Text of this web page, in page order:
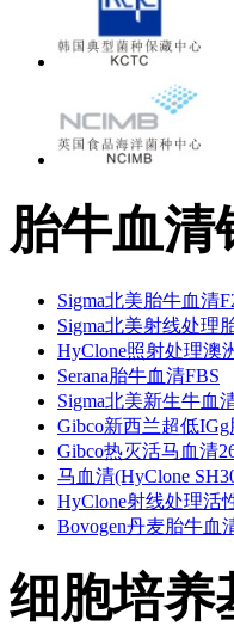
胎牛血清
Sigma北美胎牛血清
Sigma北美射线处理
HyClone照射处理澳
Serana胎牛血清FBS
Sigma北美新生牛血
Gibco新西兰超低IGg
Gibco热灭活马血清
马血清(HyClone
HyClone射线处理活
Bovogen丹麦胎牛血
细胞培养